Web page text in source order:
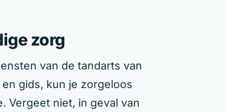
zorg
van de tandarts van
gids, kun je zorgeloos
Vergeet niet, in geval van